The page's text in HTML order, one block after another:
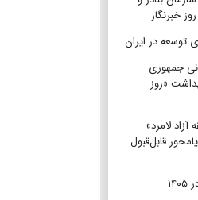
خبرنگار
توسعه در ایران
جمهوری
«روز
لامرد»
قابل‌قبول